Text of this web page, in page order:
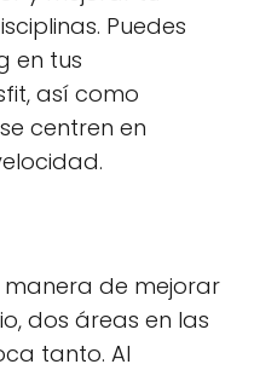
Puedes
en tus
así como
centren en
manera de mejorar
dos áreas en las
tanto. Al